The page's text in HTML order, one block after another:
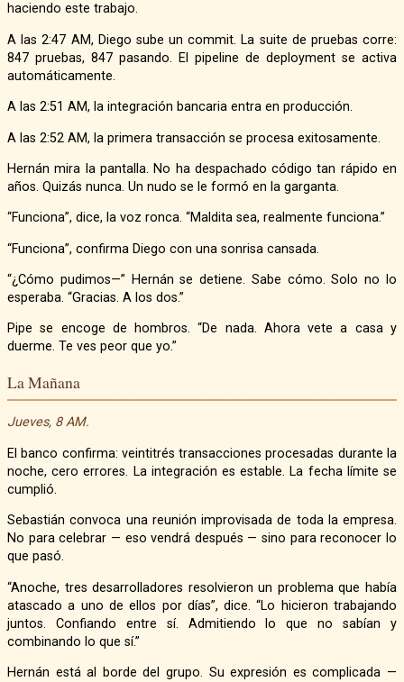
haciendo este trabajo.
A las 2:47 AM, Diego sube un commit. La suite de pruebas corre:
847 pruebas, 847 pasando. El pipeline de deployment se activa
automáticamente.
A las 2:51 AM, la integración bancaria entra en producción.
A las 2:52 AM, la primera transacción se procesa exitosamente.
Hernán mira la pantalla. No ha despachado código tan rápido en
años. Quizás nunca. Un nudo se le formó en la garganta.
“Funciona”, dice, la voz ronca. “Maldita sea, realmente funciona.”
“Funciona”, confirma Diego con una sonrisa cansada.
“¿Cómo pudimos—” Hernán se detiene. Sabe cómo. Solo no lo
esperaba. “Gracias. A los dos.”
Pipe se encoge de hombros. “De nada. Ahora vete a casa y
duerme. Te ves peor que yo.”
La Mañana
Jueves, 8 AM.
El banco confirma: veintitrés transacciones procesadas durante la
noche, cero errores. La integración es estable. La fecha límite se
cumplió.
Sebastián convoca una reunión improvisada de toda la empresa.
No para celebrar — eso vendrá después — sino para reconocer lo
que pasó.
“Anoche, tres desarrolladores resolvieron un problema que había
atascado a uno de ellos por días”, dice. “Lo hicieron trabajando
juntos. Confiando entre sí. Admitiendo lo que no sabían y
combinando lo que sí.”
Hernán está al borde del grupo. Su expresión es complicada —